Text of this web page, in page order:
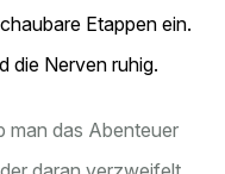
Etappen ein.
die Nerven ruhig.
man das Abenteuer